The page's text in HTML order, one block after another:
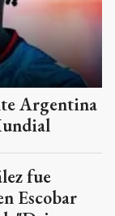
Argentina
fue
Escobar